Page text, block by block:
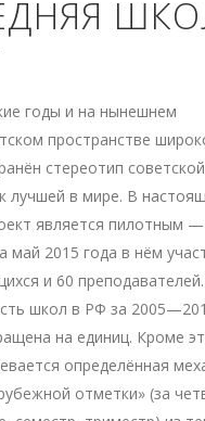
годы и на нынешнем
пространстве
стереотип советской
лучшей в мире. В
является пилотным
май 2015 года в нём
и 60 преподавателей.
школ в РФ за
на единиц. Кроме
определённая
отметки» (за